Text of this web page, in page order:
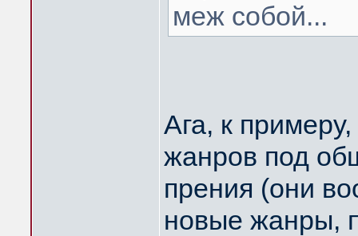
меж собой...
Ага, к
жанров под
прения (они
новые жанры,